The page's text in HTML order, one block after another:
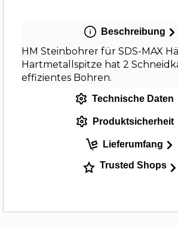
Beschreibung
HM Steinbohrer für SDS-MAX
Hartmetallspitze hat 2
effizientes Bohren.
Technische Daten
Produktsicherheit
Lieferumfang
Trusted Shops